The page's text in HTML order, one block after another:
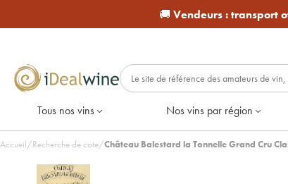
🚚 Vendeurs :transport
Tous nos vins Nos vins par région
Accueil/Recherche de cote/Château Balestard la Tonnelle Grand Cru